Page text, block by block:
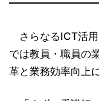
さらなるICT活用
では教員・職員の
革と業務効率向上